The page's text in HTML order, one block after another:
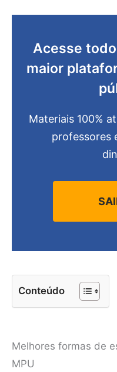
Acesse
maior
Materiais 100%
professores
Conteúdo
Melhores formas de
MPU